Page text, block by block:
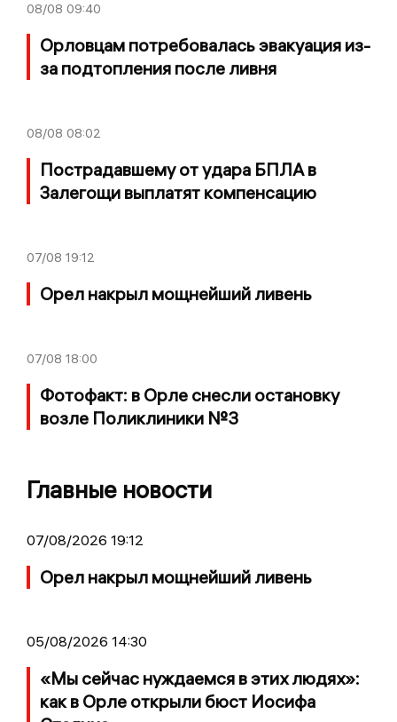
08/08 09:40
Орловцам потребовалась эвакуация из-
за подтопления после ливня
08/08 08:02
Пострадавшему от удара БПЛА в
Залегощи выплатят компенсацию
07/08 19:12
Орел накрыл мощнейший ливень
07/08 18:00
Фотофакт: в Орле снесли остановку
возле Поликлиники №3
Главные новости
07/08/2026 19:12
Орел накрыл мощнейший ливень
05/08/2026 14:30
«Мы сейчас нуждаемся в этих людях»:
как в Орле открыли бюст Иосифа